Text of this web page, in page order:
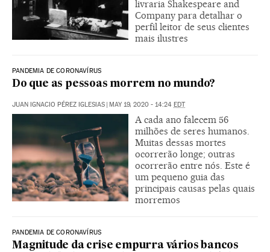
livraria Shakespeare and
Company para detalhar o
perfil leitor de seus clientes
mais ilustres
PANDEMIA DE CORONAVÍRUS
Do que as pessoas morrem no mundo?
JUAN IGNACIO PÉREZ IGLESIAS MAY 19, 2020 - 14:24 EDT
A cada ano falecem 56
milhões de seres humanos.
Muitas dessas mortes
ocorrerão longe; outras
ocorrerão entre nós. Este é
um pequeno guia das
principais causas pelas quais
morremos
PANDEMIA DE CORONAVÍRUS
Magnitude da crise empurra vários bancos